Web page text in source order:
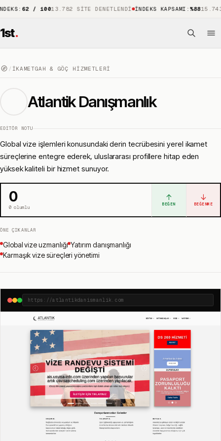
62 / 100 13.782 SITE DENETLENDI İNDEKS KAPSAMI:%8815.743
1st.
/ İKAMETGAH & GÖÇ HIZMETLERI
Atlantik Danışmanlık
EDITÖR NOTU
Global vize işlemleri konusundaki derin tecrübesini yerel ikamet
süreçlerine entegre ederek, uluslararası profillere hitap eden
yüksek kaliteli bir hizmet sunuyor.
0
0olumlu
↑
BEĞEN
↓
BEĞENME
ÖNE ÇIKANLAR
Global vize uzmanlığı Yatırım danışmanlığı
Karmaşık vize süreçleri yönetimi
https://atlantikdanismanlik.com